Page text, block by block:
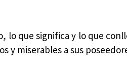
lo que significa y lo que
y miserables a sus